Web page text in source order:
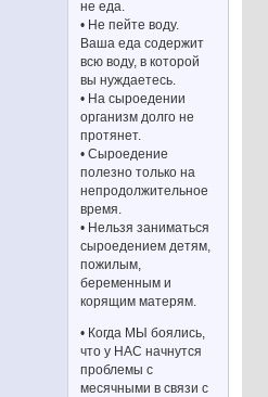
не еда.
• Не пейте воду.
Ваша еда содержит
всю воду, в которой
вы нуждаетесь.
• На сыроедении
организм долго не
протянет.
• Сыроедение
полезно только на
непродолжительное
время.
• Нельзя заниматься
сыроедением детям,
пожилым,
беременным и
корящим матерям.
• Когда МЫ боялись,
что у НАС начнутся
проблемы с
месячными в связи с